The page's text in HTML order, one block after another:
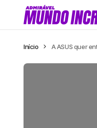
Início A ASUS quer